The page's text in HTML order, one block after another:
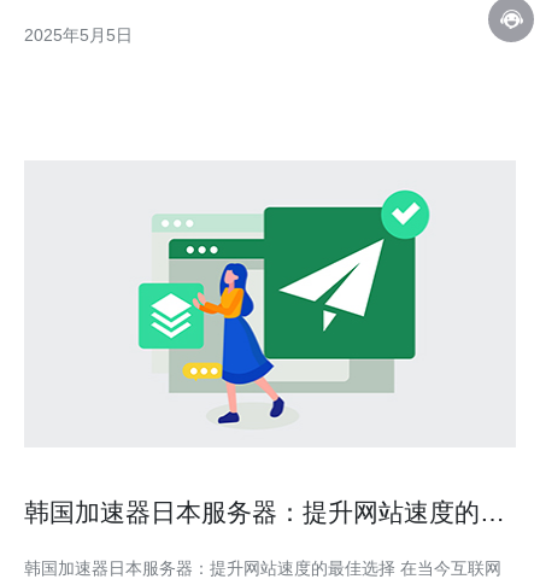
誉，其优势主要体现在以下几个方面： 高速稳定的网络：韩国拥
2025年5月5日
韩国加速器日本服务器：提升网站速度的最
韩国加速器日本服务器：提升网站速度的最佳选择 在当今互联网